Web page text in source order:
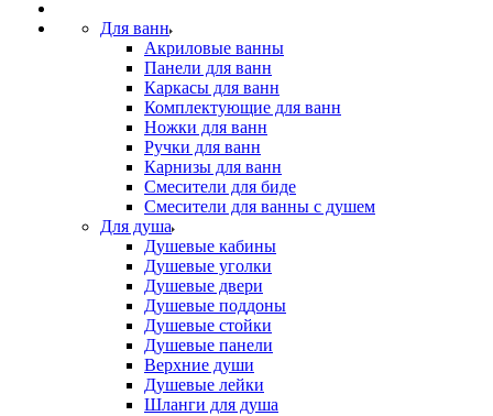
Для ванн
Акриловые ванны
Панели для ванн
Каркасы для ванн
Комплектующие для ванн
Ножки для ванн
Ручки для ванн
Карнизы для ванн
Смесители для биде
Смесители для ванны с душем
Для душа
Душевые кабины
Душевые уголки
Душевые двери
Душевые поддоны
Душевые стойки
Душевые панели
Верхние души
Душевые лейки
Шланги для душа